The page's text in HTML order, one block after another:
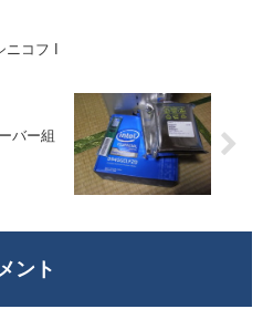
ニコフ I
バー組
ント